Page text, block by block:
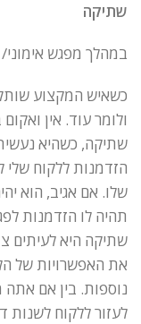
שתיקה
במהלך מפגש אימוני/
כשאיש המקצוע
ולומר עוד. אין
שתיקה, כשהיא
הזדמנות ללקוח
שלו. אם אגיב, הוא
תהיה לו הזדמנות
שתיקה היא לעיתים
את האפשרויות של
נוספות. בין אם
לעזור ללקוח לשנות